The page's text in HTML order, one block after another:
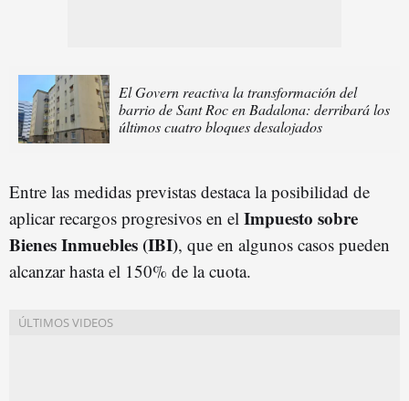
El Govern reactiva la transformación del
barrio de Sant Roc en Badalona: derribará los
últimos cuatro bloques desalojados
Entre las medidas previstas destaca la posibilidad de
aplicar recargos progresivos en el Impuesto sobre
Bienes Inmuebles (IBI), que en algunos casos pueden
alcanzar hasta el 150% de la cuota.